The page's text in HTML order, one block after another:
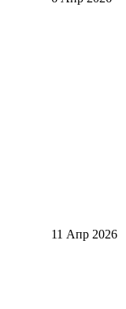
11 Апр 2026